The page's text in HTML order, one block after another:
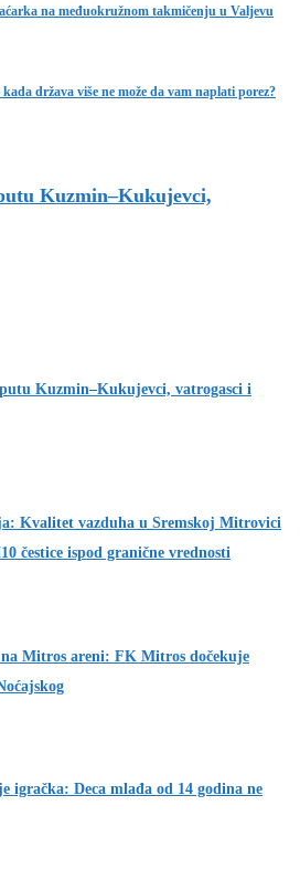
na međuokružnom takmičenju u Valjevu
država više ne može da vam naplati porez?
Kuzmin–Kukujevci,
Kuzmin–Kukujevci, vatrogasci i
Kvalitet vazduha u Sremskoj Mitrovici
čestice ispod granične vrednosti
Mitros areni: FK Mitros dočekuje
igračka: Deca mlađa od 14 godina ne